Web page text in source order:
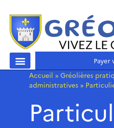
Payer
Accueil » Gréolières
administratives »